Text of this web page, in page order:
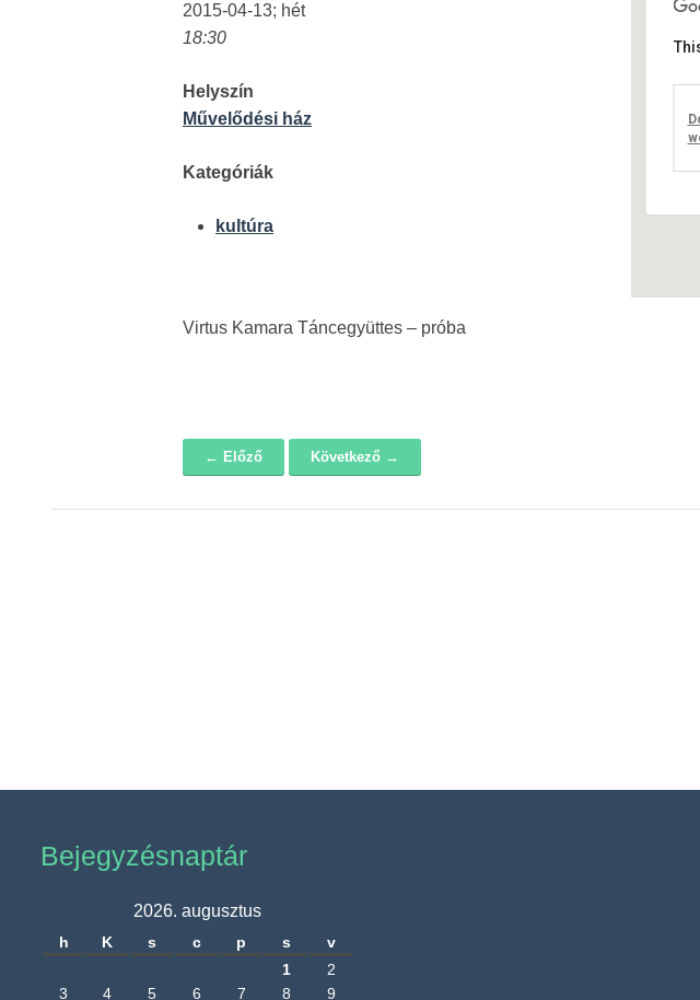
2015-04-13; hét
18:30
Helyszín
Művelődési ház
Kategóriák
kultúra
Virtus Kamara Táncegyüttes – próba
← Előző Következő →
Bejegyzésnaptár
2026. augusztus
h K s c p s
v
1
2
3
4 5 6 7 8 9